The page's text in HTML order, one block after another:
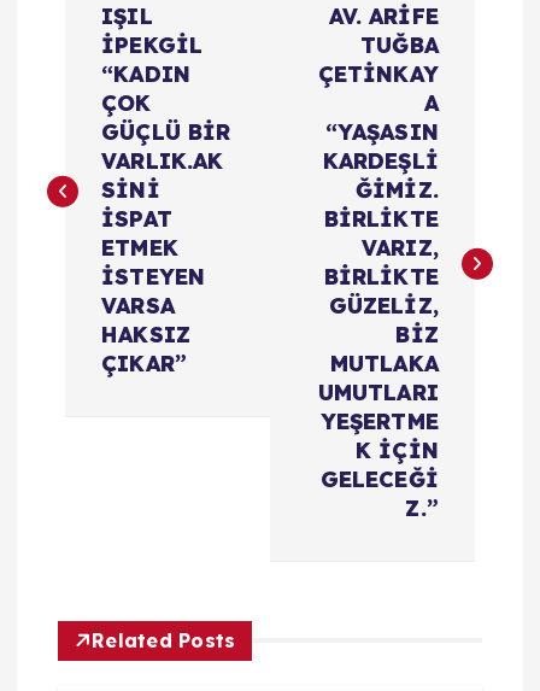
ı
IŞIL
İPEKGİL
“KADIN
ÇOK
GÜÇLÜ BİR
VARLIK.AK
SİNİ
İSPAT
ETMEK
İSTEYEN
VARSA
HAKSIZ
ÇIKAR”
AV. ARİFE
TUĞBA
ÇETİNKAY
A
“YAŞASIN
KARDEŞLİ
ĞİMİZ.
BİRLİKTE
VARIZ,
BİRLİKTE
GÜZELİZ,
BİZ
MUTLAKA
UMUTLARI
YEŞERTME
K İÇİN
GELECEĞİ
Z.”
Related Posts